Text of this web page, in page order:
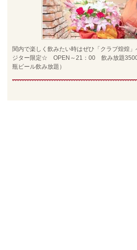
関内で楽しく飲みたい時はぜひ「クラブ煌煌
ジター限定☆ OPEN～21：00 飲み放題3500
瓶ビール飲み放題）